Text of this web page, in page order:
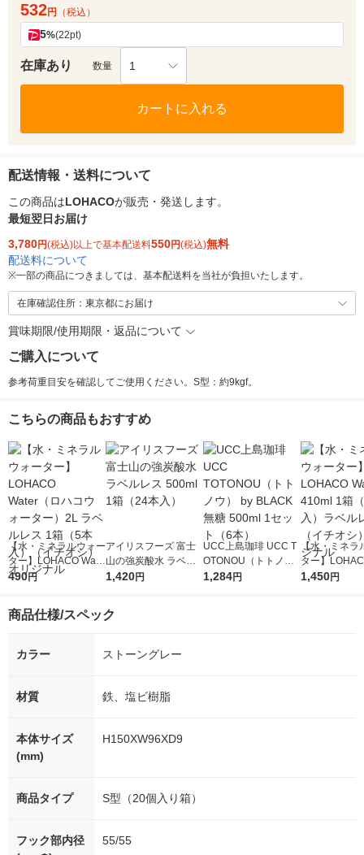
532円 （税込）
5%(22pt)
在庫あり 数量 1
カートに入れる
配送情報・送料について
この商品はLOHACOが販売・発送します。
最短翌日お届け
3,780円(税込)以上で基本配送料550円(税込)無料
配送料について
※一部の商品につきましては、基本配送料を当社が負担いたします。
在庫確認住所：東京都にお届け
賞味期限/使用期限・返品について
ご購入について
参考荷重目安を確認してご使用ください。S型：約9kgf。
こちらの商品もおすすめ
【水・ミネラルウォー
ター】LOHACO Wate
r（ロハコウォータ
シ） オリジナル
490円
アイリスフーズ 富士
山の強炭酸水 ラベル
レス 500ml 1箱（24
1,420円
UCC上島珈琲 UCC T
OTONOU（トトノ
ウ） by BLACK無糖 5
1,284円
【水・ミネラ
ター】
r 410ml 1箱（
1,450円
商品仕様/スペック
カラー ストーングレー
材質 鉄、塩ビ樹脂
本体サイズ
(mm)
H150XW96XD9
商品タイプ S型（20個入り箱）
フック部内径
55/55